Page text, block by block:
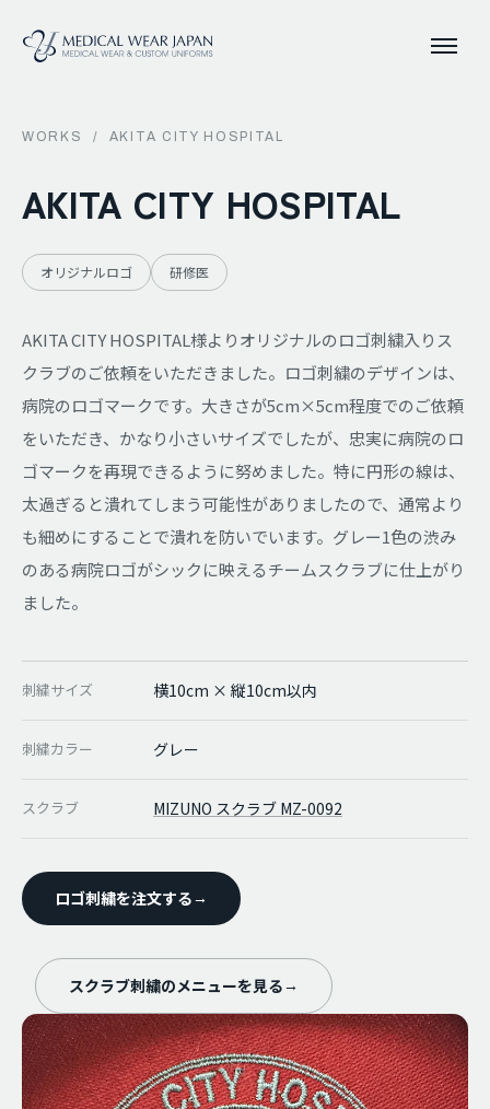
WORKS / AKITA CITY HOSPITAL
AKITA CITY HOSPITAL
オリジナルロゴ 研修医
AKITA CITY HOSPITAL様よりオリジナルのロゴ刺繍入りス
クラブのご依頼をいただきました。ロゴ刺繍のデザインは、
病院のロゴマークです。大きさが5cm×5cm程度でのご依頼
をいただき、かなり小さいサイズでしたが、忠実に病院のロ
ゴマークを再現できるように努めました。特に円形の線は、
太過ぎると潰れてしまう可能性がありましたので、通常より
も細めにすることで潰れを防いでいます。グレー1色の渋み
のある病院ロゴがシックに映えるチームスクラブに仕上がり
ました。
刺繍サイズ 横10cm × 縦10cm以内
刺繍カラー グレー
スクラブ MIZUNO スクラブ MZ-0092
ロゴ刺繍を注文する →
スクラブ刺繍のメニューを見る →